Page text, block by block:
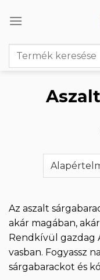
Keresés
Az aszalt
akár magában,
Rendkívül gazdag
vasban. Fogyassz
sárgabarackot és